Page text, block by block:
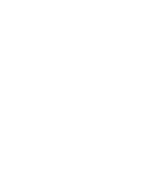
cookie-parser express-